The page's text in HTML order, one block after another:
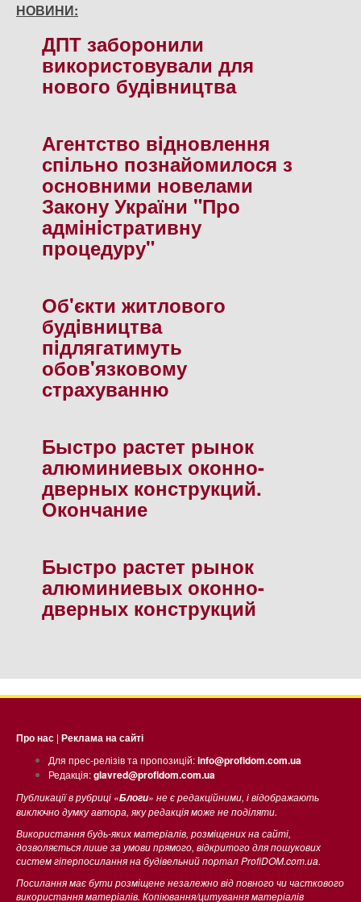
НОВИНИ:
ДПТ заборонили
використовували для
нового будiвництва
Агентство вiдновлення
спiльно познайомилося з
основними новелами
Закону України "Про
адмiнiстративну
процедуру"
Об'єкти житлового
будiвництва
пiдлягатимуть
обов'язковому
страхуванню
Быстро растет рынок
алюминиевых оконно-
дверных конструкций.
Окончание
Быстро растет рынок
алюминиевых оконно-
дверных конструкций
Про нас | Реклама на сайті
Для прес-релізів та пропозицій:info@profidom.com.ua
Редакція:glavred@profidom.com.ua
Публикації в рубриці «Блоги» не є редакційними, і відображають
виключно думку автора, яку редакція може не поділяти.
Використання будь-яких матеріалів, розміщених на сайті,
дозволяється лише за умови прямого, відкритого для пошукових
систем гіперпосилання на будівельний портал ProfiDOM.com.ua.
Посилання має бути розміщене незалежно від повного чи часткового
використання матеріалів. Копіювання/цитування матеріалів